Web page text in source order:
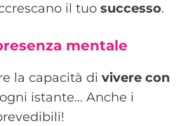
il tuo successo.
mentale
la capacità di vivere con
ogni istante… Anche i